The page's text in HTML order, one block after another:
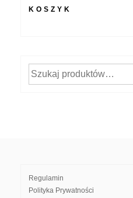
KOSZYK
Szukaj:
Regulamin
Polityka Prywatności